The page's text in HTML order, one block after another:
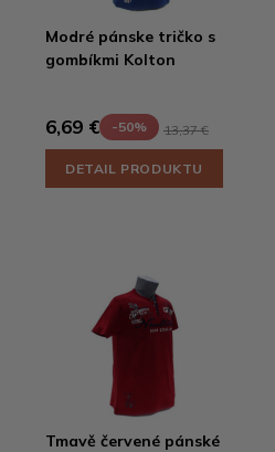
Modré pánske tričko s
gombíkmi Kolton
6,69 € -50% 13,37 €
DETAIL PRODUKTU
Tmavě červené pánské